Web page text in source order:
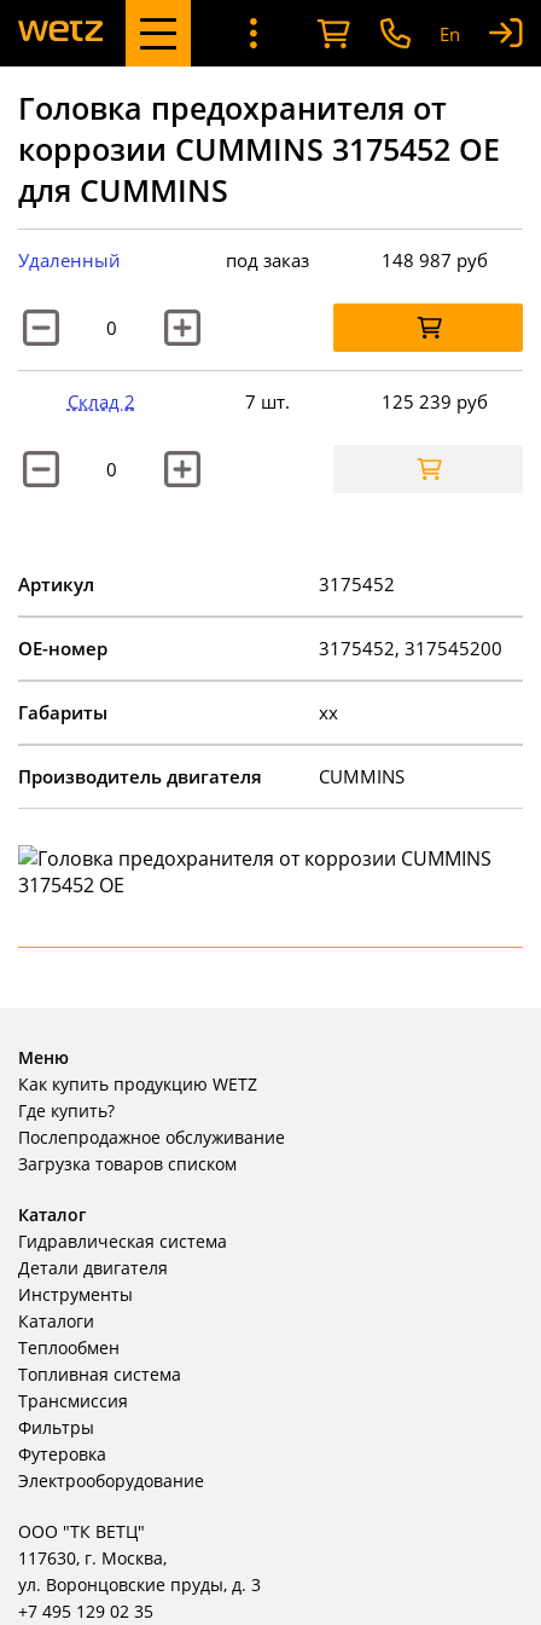
En
Головка предохранителя от
коррозии CUMMINS 3175452 OE
для CUMMINS
Удаленный под заказ 148 987 руб
Склад 2 7 шт. 125 239 руб
Артикул 3175452
OE-номер 3175452, 317545200
Габариты xx
Производитель двигателя CUMMINS
Меню
Как купить продукцию WETZ
Где купить?
Послепродажное обслуживание
Загрузка товаров списком
Каталог
Гидравлическая система
Детали двигателя
Инструменты
Каталоги
Теплообмен
Топливная система
Трансмиссия
Фильтры
Футеровка
Электрооборудование
ООО "ТК ВЕТЦ"
117630, г. Москва,
ул. Воронцовские пруды, д. 3
+7 495 129 02 35